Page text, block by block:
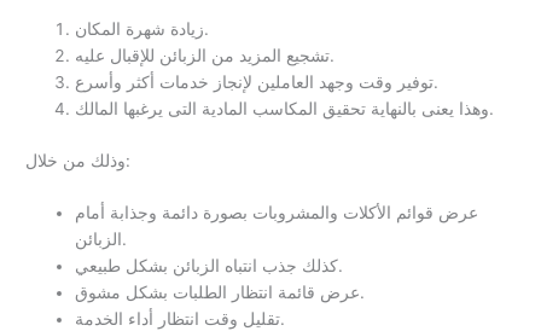
زيادة شهرة المكان.
تشجيع المزيد من الزبائن للإقبال عليه.
توفير وقت وجهد العاملين لإنجاز خدمات أكثر وأسرع.
وهذا يعنى بالنهاية تحقيق المكاسب المادية التى يرغبها المالك.
وذلك من خلال:
عرض قوائم الأكلات والمشروبات بصورة دائمة وجذابة أمام
الزبائن.
كذلك جذب انتباه الزبائن بشكل طبيعي.
عرض قائمة انتظار الطلبات بشكل مشوق.
تقليل وقت انتظار أداء الخدمة.